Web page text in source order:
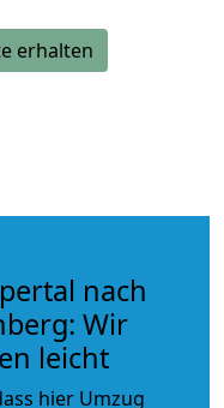
erhalten
nach
Wir
leicht
hier Umzug